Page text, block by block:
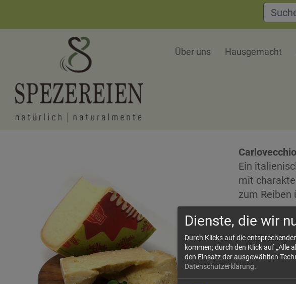
Über uns Hausgemacht
Ein
mit
zum Reiben
Vom
Unsere
vakuumiert
mehr Infos +
Dienste, die wir
Durch Klicks auf die
kommen; durch den Klick auf „Alle
den Einsatz der ausgewählten
Datenschutzerklärung.